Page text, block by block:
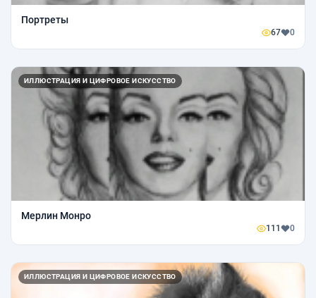
Портреты
67 0
ИЛЛЮСТРАЦИЯ И ЦИФРОВОЕ ИСКУССТВО
Мерлин Монро
111 0
ИЛЛЮСТРАЦИЯ И ЦИФРОВОЕ ИСКУССТВО